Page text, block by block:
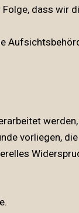
dass wir
werden,
vorliegen,